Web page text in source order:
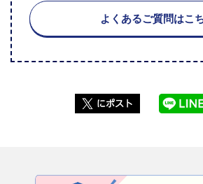
よくあるご質問はこ